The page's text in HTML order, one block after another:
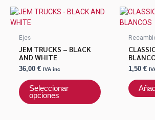
en
producto
Ejes
JEM TRUCKS – BLACK
AND WHITE
36,00 € IVA inc
Seleccionar
opciones
Este
producto
variantes.
pueden
1,50 €